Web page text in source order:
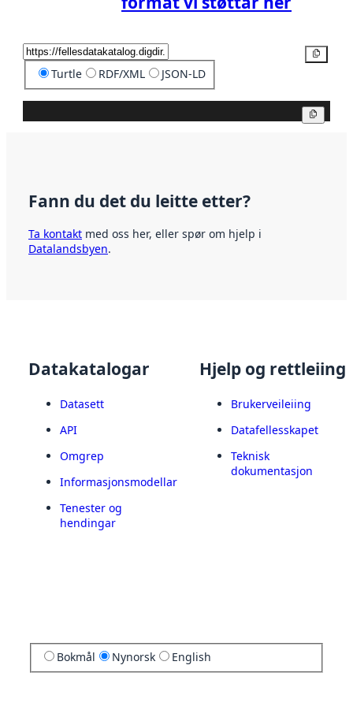
Turtle RDF/XML JSON-LD
Fann du det du leitte etter?
Ta kontakt med oss her, eller spør om hjelp i
Datalandsbyen.
Datakatalogar
Datasett
API
Omgrep
Informasjonsmodellar
Tenester og
hendingar
Hjelp og rettleiing
Brukerveileiing
Datafellesskapet
Teknisk
dokumentasjon
Bokmål Nynorsk English